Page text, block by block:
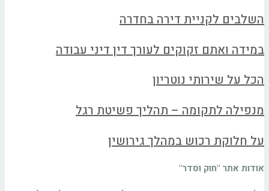
השלבים לקניית דירה בחדרה
במידה ואתם זקוקים לעורך דין דיני עבודה
הכל על שירותי נוטריון
מנפילה לתקומה – תהליך פשיטת רגל
על חלוקת רכוש במהלך גירושין
אודות אתר "חוק וסדר"